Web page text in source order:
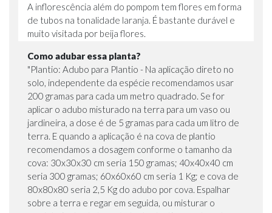
A inflorescência além do pompom tem flores em forma
de tubos na tonalidade laranja. É bastante durável e
muito visitada por beija flores.
Como adubar essa planta?
"Plantio: Adubo para Plantio - Na aplicação direto no
solo, independente da espécie recomendamos usar
200 gramas para cada um metro quadrado. Se for
aplicar o adubo misturado na terra para um vaso ou
jardineira, a dose é de 5 gramas para cada um litro de
terra. E quando a aplicação é na cova de plantio
recomendamos a dosagem conforme o tamanho da
cova: 30x30x30 cm seria 150 gramas; 40x40x40 cm
seria 300 gramas; 60x60x60 cm seria 1 Kg; e cova de
80x80x80 seria 2,5 Kg do adubo por cova. Espalhar
sobre a terra e regar em seguida, ou misturar o